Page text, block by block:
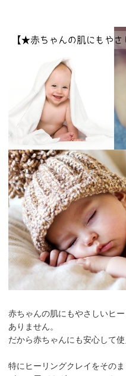
赤ちゃんの肌にもやさしいヒ
ありません。
だから赤ちゃんにも安心して
特にヒーリングクレイをその